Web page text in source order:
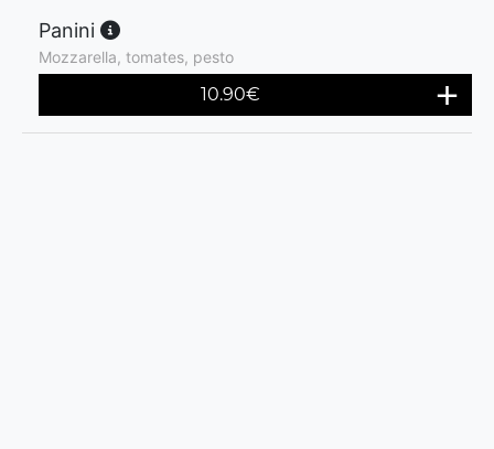
Panini
Mozzarella, tomates, pesto
10.90€